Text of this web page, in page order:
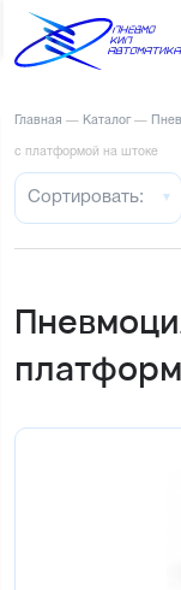
Главная — Каталог —
с платформой на штоке
Сортировать: